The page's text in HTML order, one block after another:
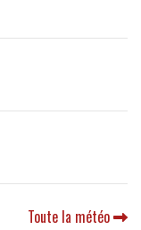
Toute la météo